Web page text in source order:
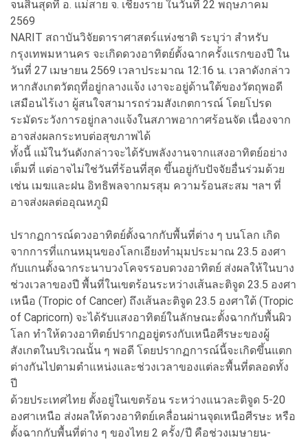
จนสิ้นสุดที่ อ. แม่สาย จ. เชียงราย ในวันที่ 22 พฤษภาคม
2569
NARIT สถาบันวิจัยดาราศาสตร์แห่งชาติ ระบุว่า สำหรับ
กรุงเทพมหานคร จะเกิดดวงอาทิตย์ตั้งฉากครั้งแรกของปี ใน
วันที่ 27 เมษายน 2569 เวลาประมาณ 12:16 น. เวลาดังกล่าว
หากสังเกตวัตถุที่อยู่กลางแจ้ง เงาจะอยู่ด้านใต้ของวัตถุพอดี
เสมือนไร้เงา ผู้สนใจสามารถร่วมสังเกตการณ์ โดยโปรด
ระมัดระวังการอยู่กลางแจ้งในสภาพอากาศร้อนจัด เนื่องจาก
อาจส่งผลกระทบต่อสุขภาพได้
ทั้งนี้ แม้ในวันดังกล่าวจะได้รับพลังงานจากแสงอาทิตย์อย่าง
เต็มที่ แต่อาจไม่ใช่วันที่ร้อนที่สุด ขึ้นอยู่กับปัจจัยอื่นร่วมด้วย
เช่น เมฆและฝน อิทธิพลจากมรสุม ความร้อนสะสม ฯลฯ ที่
อาจส่งผลต่ออุณหภูมิ
ปรากฏการณ์ดวงอาทิตย์ตั้งฉากกับพื้นที่ต่าง ๆ บนโลก เกิด
จากการที่แกนหมุนของโลกเอียงทำมุมประมาณ 23.5 องศา
กับแกนตั้งฉากระนาบวงโคจรรอบดวงอาทิตย์ ส่งผลให้ในบาง
ช่วงเวลาของปี พื้นที่ในเขตร้อนระหว่างเส้นละติจูด 23.5 องศา
เหนือ (Tropic of Cancer) ถึงเส้นละติจูด 23.5 องศาใต้ (Tropic
of Capricorn) จะได้รับแสงอาทิตย์ในลักษณะตั้งฉากกับพื้นผิว
โลก ทำให้ดวงอาทิตย์ปรากฏอยู่ตรงกับเหนือศีรษะของผู้
สังเกตในบริเวณนั้น ๆ พอดี โดยปรากฏการณ์นี้จะเกิดขึ้นแตก
ต่างกันไปตามตำแหน่งและช่วงเวลาของแต่ละพื้นที่ตลอดทั้ง
ปี
ด้วยประเทศไทย ตั้งอยู่ในเขตร้อน ระหว่างแนวละติจูด 5-20
องศาเหนือ ส่งผลให้ดวงอาทิตย์เคลื่อนผ่านจุดเหนือศีรษะ หรือ
ตั้งฉากกับพื้นที่ต่าง ๆ ของไทย 2 ครั้ง/ปี คือช่วงเมษายน-